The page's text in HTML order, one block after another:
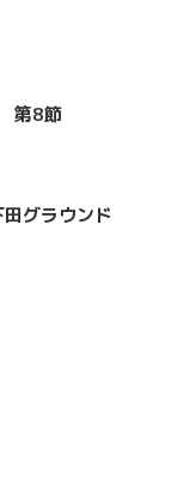
第8節
グラウンド